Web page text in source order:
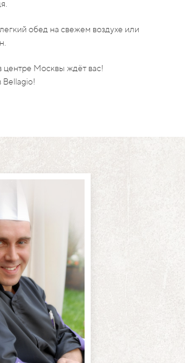
обед на свежем воздухе или
центре Москвы ждёт вас!
Bellagio!